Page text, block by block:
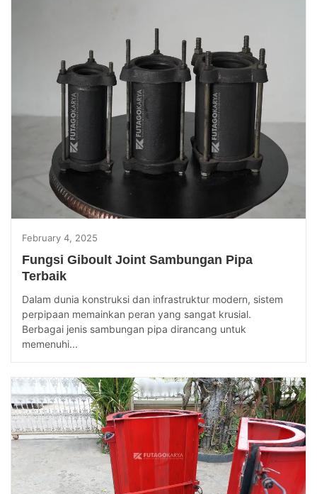
February 4, 2025
Fungsi Giboult Joint Sambungan Pipa
Terbaik
Dalam dunia konstruksi dan infrastruktur modern, sistem
perpipaan memainkan peran yang sangat krusial.
Berbagai jenis sambungan pipa dirancang untuk
memenuhi...